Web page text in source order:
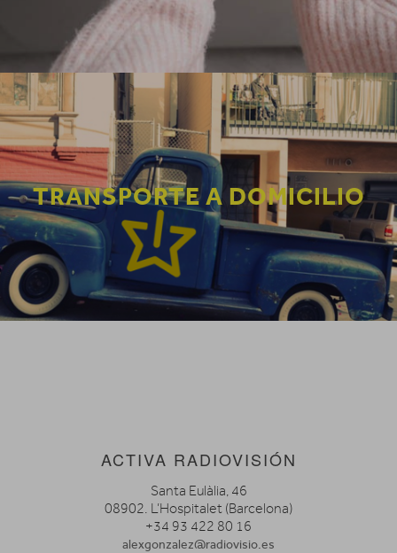
TRANSPORTE A DOMICILIO
ACTIVA RADIOVISIÓN
Santa Eulàlia, 46
08902. L’Hospitalet (Barcelona)
+34 93 422 80 16
alexgonzalez@radiovisio.es